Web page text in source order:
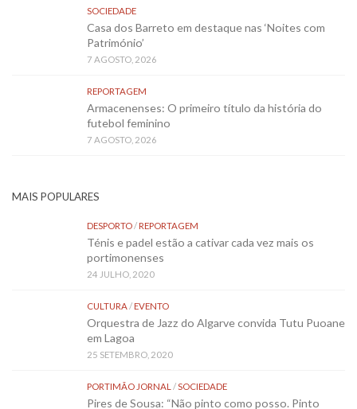
SOCIEDADE
Casa dos Barreto em destaque nas ‘Noites com
Património’
7 AGOSTO, 2026
REPORTAGEM
Armacenenses: O primeiro título da história do
futebol feminino
7 AGOSTO, 2026
MAIS POPULARES
DESPORTO/REPORTAGEM
Ténis e padel estão a cativar cada vez mais os
portimonenses
24 JULHO, 2020
CULTURA/EVENTO
Orquestra de Jazz do Algarve convida Tutu Puoane
em Lagoa
25 SETEMBRO, 2020
PORTIMÃO JORNAL /SOCIEDADE
Pires de Sousa: “Não pinto como posso. Pinto